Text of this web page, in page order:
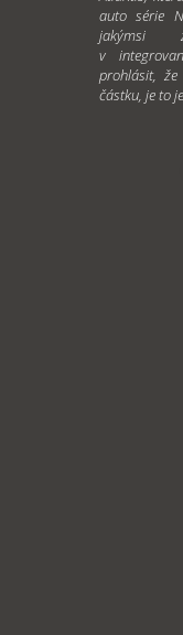
auto série
jakýmsi
v
prohlásit,
částku, je to